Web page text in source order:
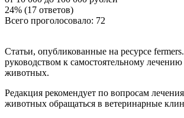
24% (17 ответов)
Всего проголосовало: 72
Статьи, опубликованные на ресурсе
руководством к самостоятельному лечению
животных.
Редакция рекомендует по вопросам
животных обращаться в ветеринарные